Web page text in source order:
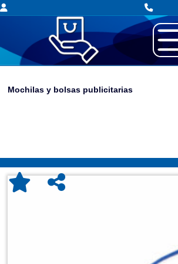
Mochilas y bolsas publicitarias